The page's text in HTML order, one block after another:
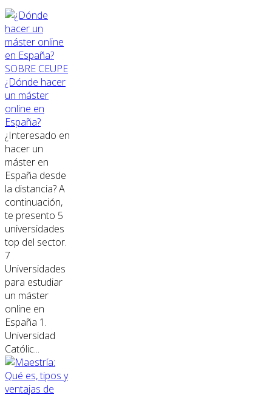
SOBRE CEUPE
¿Dónde hacer
un máster
online en
España?
¿Interesado en
hacer un
máster en
España desde
la distancia? A
continuación,
te presento 5
universidades
top del sector.
7
Universidades
para estudiar
un máster
online en
España 1.
Universidad
Católic...